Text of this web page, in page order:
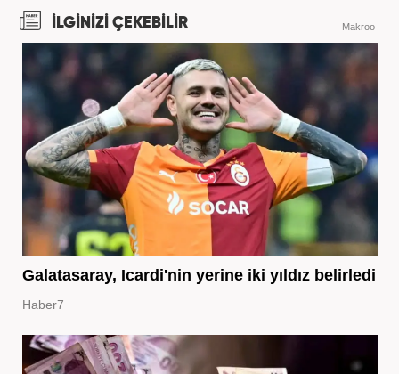
İLGİNİZİ ÇEKEBİLİR Makroo
Galatasaray, Icardi'nin yerine iki yıldız belirledi
Haber7